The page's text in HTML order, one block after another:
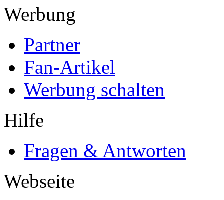
Werbung
Partner
Fan-Artikel
Werbung schalten
Hilfe
Fragen & Antworten
Webseite